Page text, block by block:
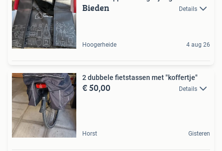
Bieden Details
Hoogerheide 4 aug 26
2 dubbele fietstassen met "koffertje"
€ 50,00 Details
Horst Gisteren